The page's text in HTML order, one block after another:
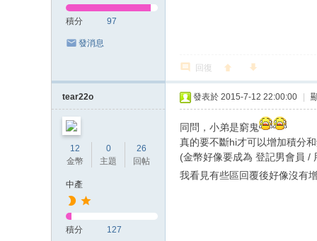
積分 97
發消息
回復
tear22o
12
金幣
0
主題
26
回帖
中產
積分 127
發表於 2015-7-12 22:00:00
同問，小弟是窮鬼
真的要不斷hi才可以增加積分
(金幣好像要成為 登記男會員 /
我看見有些區回覆後好像沒有